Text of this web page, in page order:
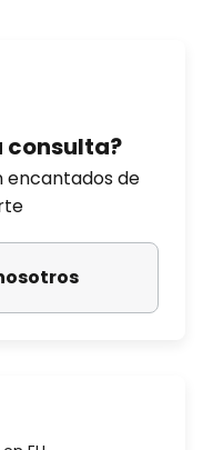
consulta?
encantados de